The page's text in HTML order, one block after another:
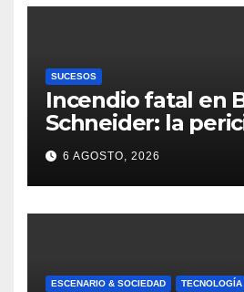
SUCESOS
Incendio fatal en
Schneider: la
determinó cómo
fuego que le costó
un niño de 4 años
6 AGOSTO, 2026
ESCENARIO & SOCIEDAD TECNOLOGÍA